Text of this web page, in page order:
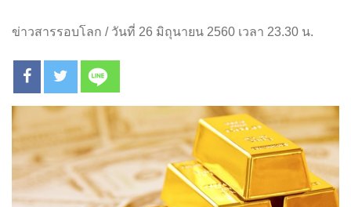
ข่าวสารรอบโลก / วันที่ 26 มิถุนายน 2560 เวลา 23.30 น.